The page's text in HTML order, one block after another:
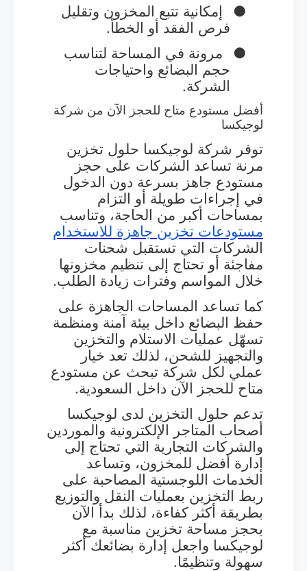
●
إمكانية تتبع المخزون وتقليل
فرص الفقد أو الخطأ.
●
مرونة في المساحة لتناسب
حجم البضائع واحتياجات
الشركة.
أفضل مستودع متاح للحجز الآن من شركة
لوجيكسا
توفر شركة لوجيكسا حلول تخزين
مرنة تساعد الشركات على حجز
مستودع جاهز بسرعة دون الدخول
في إجراءات طويلة أو التزام
بمساحات أكبر من الحاجة، وتناسب
مستودعات تخزين جاهزة للاستخدام
الشركات التي تستقبل شحنات
مفاجئة أو تحتاج إلى تنظيم مخزونها
خلال المواسم وفترات زيادة الطلب.
كما تساعد المساحات الجاهزة على
حفظ البضائع داخل بيئة آمنة ومنظمة
تسهّل عمليات الاستلام والتخزين
والتجهيز للشحن، لذلك تعد خيار
عملي لكل شركة تبحث عن مستودع
متاح للحجز الآن داخل السعودية.
تدعم حلول التخزين لدى لوجيكسا
أصحاب المتاجر الإلكترونية والموردين
والشركات التجارية التي تحتاج إلى
إدارة أفضل للمخزون، وتساعد
الخدمات اللوجستية المصاحبة على
ربط التخزين بعمليات النقل والتوزيع
بطريقة أكثر كفاءة، لذلك بدأ الآن
بحجز مساحة تخزين مناسبة مع
لوجيكسا واجعل إدارة بضائعك أكثر
سهولة وتنظيمًا.